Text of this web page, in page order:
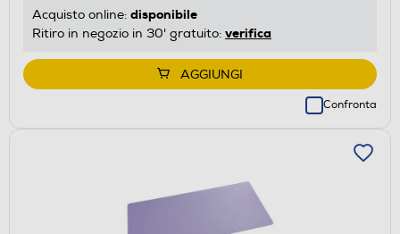
Acquisto online: disponibile
Ritiro in negozio in 30' gratuito: verifica
AGGIUNGI
Confronta